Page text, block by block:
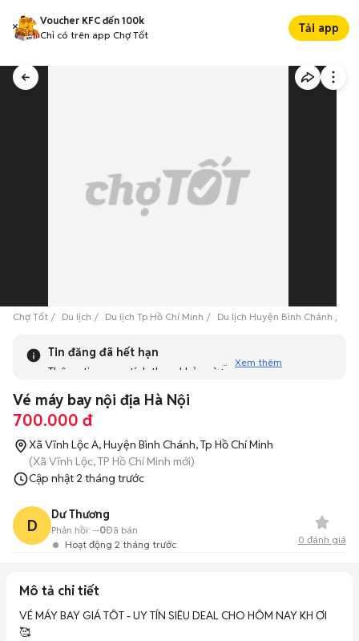
Voucher KFC đến 100k
Chỉ có trên app Chợ Tốt
Tải app
Chợ Tốt Du lịch Du lịch Tp Hồ Chí Minh Du lịch Huyện Bình Chánh
Tin đăng đã hết hạn
Thông tin mang tính tham khảo và bạn không thể liên hệ
tương tự khác dưới đây nhé!
Xem thêm
Vé máy bay nội địa Hà Nội
700.000 đ
Xã Vĩnh Lộc A, Huyện Bình Chánh, Tp Hồ Chí Minh
(Xã Vĩnh Lộc, TP Hồ Chí Minh mới)
Cập nhật 2 tháng trước
D
Dư Thương
Hoạt động 2 tháng trước
Phản hồi: --0Đã bán
0 đánh giá
Mô tả chi tiết
VÉ MÁY BAY GIÁ TÔT - UY TÍN SIÊU DEAL CHO HÔM NAY KH ƠI
🥰